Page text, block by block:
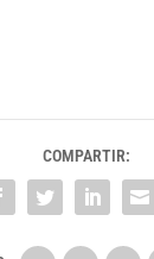
COMPARTIR: